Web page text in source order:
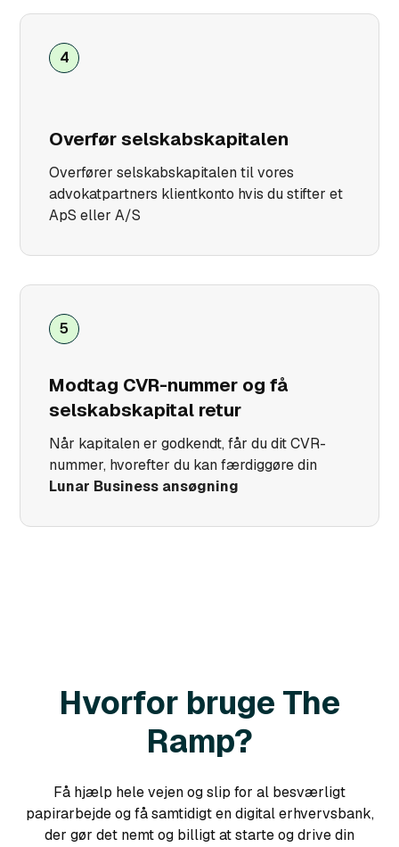
4
Overfør selskabskapitalen
Overfører selskabskapitalen til vores
advokatpartners klientkonto hvis du stifter et
ApS eller A/S
5
Modtag CVR-nummer og få
selskabskapital retur
Når kapitalen er godkendt, får du dit CVR-
nummer, hvorefter du kan færdiggøre din
Lunar Business ansøgning
Hvorfor bruge The
Ramp?
Få hjælp hele vejen og slip for al besværligt
papirarbejde og få samtidigt en digital erhvervsbank,
der gør det nemt og billigt at starte og drive din